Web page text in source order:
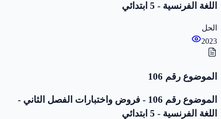
اللغة الفرنسية - 5 ابتدائي
الحل
2023
الموضوع رقم 106
الموضوع رقم 106 - فروض واختبارات الفصل الثاني -
اللغة الفرنسية - 5 ابتدائي